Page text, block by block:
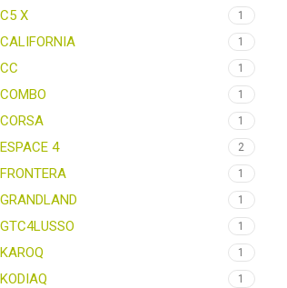
C5 X 1
CALIFORNIA 1
CC 1
COMBO 1
CORSA 1
ESPACE 4 2
FRONTERA 1
GRANDLAND 1
GTC4LUSSO 1
KAROQ 1
KODIAQ 1